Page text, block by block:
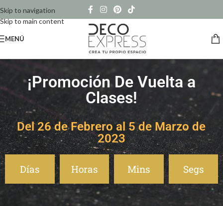
Skip to navigation
Skip to main content
MENÚ
¡Promoción De Vuelta a
Clases!
Del 26 de Febrero al 5 de Marzo de
2023
Días Horas Mins Segs